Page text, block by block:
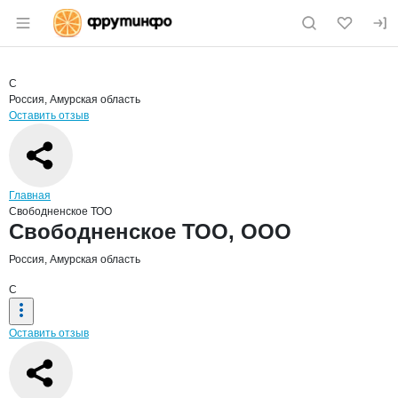
Раздел навигации по сайту fruitinfo.ru
Страница компании
Страница компании
Краткая информация о компании
С
Россия, Амурская область
Оставить отзыв
Навигация по сайту
Главная
Свободненское ТОО
Основная информация о компании
Свободненское ТОО, ООО
Россия, Амурская область
С
Оставить отзыв